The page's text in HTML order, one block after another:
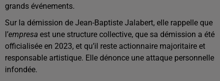
grands événements.
Sur la démission de Jean-Baptiste Jalabert, elle rappelle que
l’empresa est une structure collective, que sa démission a été
officialisée en 2023, et qu’il reste actionnaire majoritaire et
responsable artistique. Elle dénonce une attaque personnelle
infondée.